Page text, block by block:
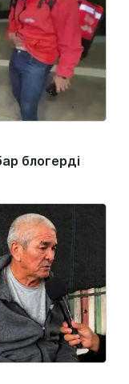
блогерді